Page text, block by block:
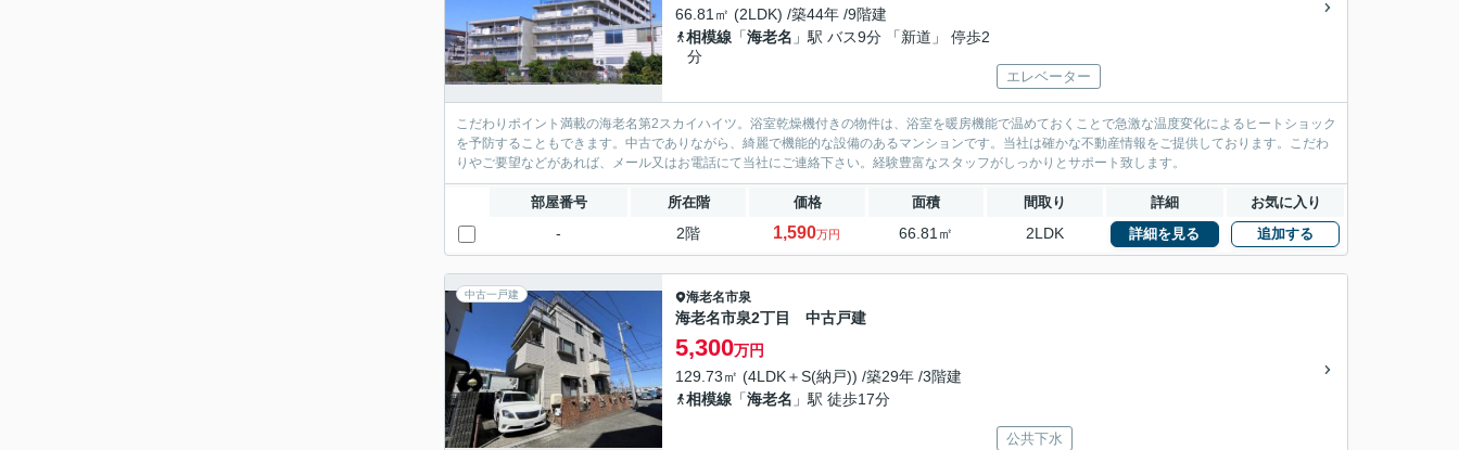
66.81㎡ (2LDK) /築44年 /9階建
相模線 「海老名 」駅 バス9分 「新道」 停歩2
分
エレベーター
こだわりポイント満載の海老名第2スカイハイツ。浴室乾燥機付きの物件は、浴室を暖房機能で温めておくことで急激な温度変化によるヒートショック
を予防することもできます。中古でありながら、綺麗で機能的な設備のあるマンションです。当社は確かな不動産情報をご提供しております。こだわ
りやご要望などがあれば、メール又はお電話にて当社にご連絡下さい。経験豊富なスタッフがしっかりとサポート致します。
部屋番号 所在階 価格 面積 間取り 詳細 お気に入り
- 2階 1,590万円 66.81㎡ 2LDK 詳細を見る 追加する
中古一戸建 海老名市泉
海老名市泉2丁目 中古戸建
5,300万円
129.73㎡ (4LDK＋S(納戸)) /築29年 /3階建
相模線 「海老名 」駅 徒歩17分
公共下水